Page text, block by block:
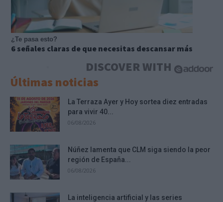
¿Te pasa esto?
6 señales claras de que necesitas descansar más
DISCOVER WITH
Últimas noticias
La Terraza Ayer y Hoy sortea diez entradas
para vivir 40...
06/08/2026
Núñez lamenta que CLM siga siendo la peor
región de España...
06/08/2026
La inteligencia artificial y las series